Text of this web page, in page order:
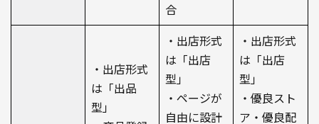
合
・出店形式
は「出品
型」
・出店形式
は「出店
型」
・ページが
自由に設計
・出店形式
は「出店
型」
・優良スト
ア・優良配